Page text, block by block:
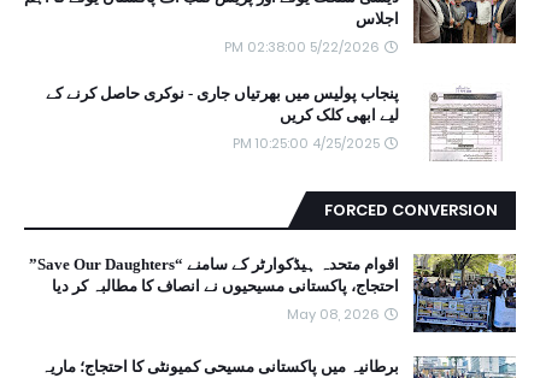
اجلاس
5/22/2026 02:38:00 PM
پنجاب پولیس میں بھرتیاں جاری - نوکری حاصل کرنے کے
لیے ابھی کلک کریں
4/25/2025 10:25:00 PM
FORCED CONVERSION
اقوام متحدہ ہیڈکوارٹر کے سامنے “Save Our Daughters”
احتجاج، پاکستانی مسیحیوں نے انصاف کا مطالبہ کر دیا
May 08, 2026
برطانیہ میں پاکستانی مسیحی کمیونٹی کا احتجاج؛ ماریہ